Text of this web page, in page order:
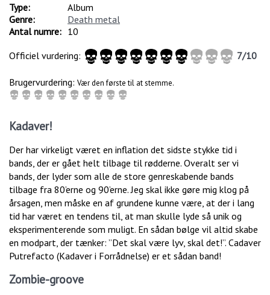
Type:
Album
Genre:
Death metal
Antal numre: 10
Officiel vurdering:
7/10
Brugervurdering: Vær den første til at stemme.
Kadaver!
Der har virkeligt været en inflation det sidste stykke tid i
bands, der er gået helt tilbage til rødderne. Overalt ser vi
bands, der lyder som alle de store genreskabende bands
tilbage fra 80’erne og 90’erne. Jeg skal ikke gøre mig klog på
årsagen, men måske en af grundene kunne være, at der i lang
tid har været en tendens til, at man skulle lyde så unik og
eksperimenterende som muligt. En sådan bølge vil altid skabe
en modpart, der tænker: ”Det skal være lyv, skal det!”. Cadaver
Putrefacto (Kadaver i Forrådnelse) er et sådan band!
Zombie-groove